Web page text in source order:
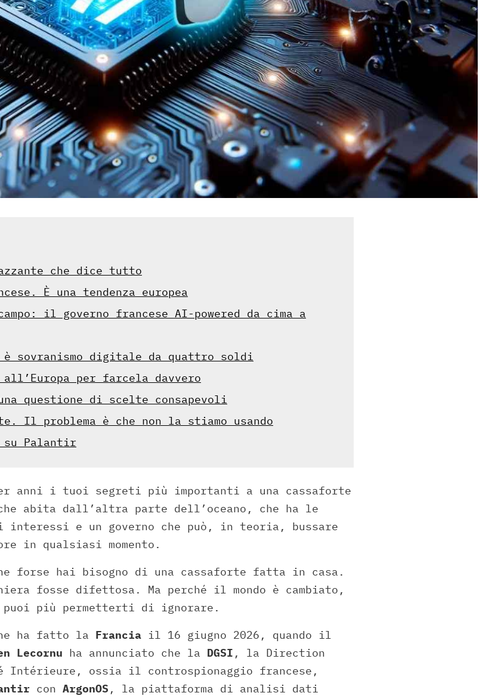
che dice tutto
È una tendenza europea
il governo francese AI-powered da cima a
è sovranismo digitale da quattro soldi
all’Europa per farcela davvero
questione di scelte consapevoli
Il problema è che non la stiamo usando
su Palantir
anni i tuoi segreti più importanti a una cassaforte
abita dall’altra parte dell’oceano, che ha le
e un governo che può, in teoria, bussare
in qualsiasi momento.
forse hai bisogno di una cassaforte fatta in casa.
fosse difettosa. Ma perché il mondo è cambiato,
puoi più permetterti di ignorare.
ha fatto la Francia il 16 giugno 2026, quando il
Lecornu ha annunciato che la DGSI , la Direction
Intérieure, ossia il controspionaggio francese,
con ArgonOS , la piattaforma di analisi dati